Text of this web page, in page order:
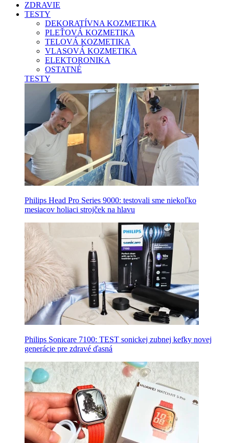
ZDRAVIE
TESTY
DEKORATÍVNA KOZMETIKA
PLEŤOVÁ KOZMETIKA
TELOVÁ KOZMETIKA
VLASOVÁ KOZMETIKA
ELEKTORONIKA
OSTATNÉ
TESTY
Philips Head Pro Series 9000: testovali sme niekoľko
mesiacov holiaci strojček na hlavu
Philips Sonicare 7100: TEST sonickej zubnej kefky novej
generácie pre zdravé ďasná